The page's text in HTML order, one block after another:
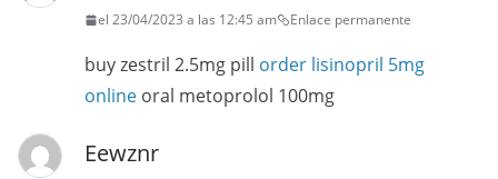
el 23/04/2023 a las 12:45 am Enlace permanente
buy zestril 2.5mg pill order lisinopril 5mg
online oral metoprolol 100mg
Eewznr